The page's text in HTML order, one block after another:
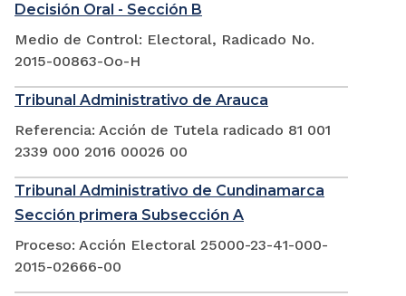
Decisión Oral - Sección B
Medio de Control: Electoral, Radicado No.
2015-00863-Oo-H
Tribunal Administrativo de Arauca
Referencia: Acción de Tutela radicado 81 001
2339 000 2016 00026 00
Tribunal Administrativo de Cundinamarca
Sección primera Subsección A
Proceso: Acción Electoral 25000-23-41-000-
2015-02666-00